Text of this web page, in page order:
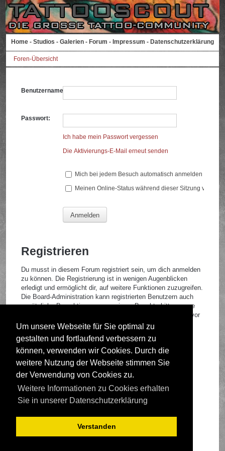
Um unsere Webseite für Sie optimal zu
gestalten und fortlaufend verbessern zu
können, verwenden wir Cookies. Durch die
weitere Nutzung der Webseite stimmen Sie
der Verwendung von Cookies zu.
Weitere Informationen zu Cookies erhalten
Sie in unserer Datenschutzerklärung
Verstanden
Home - Studios - Galerien - Forum - Impressum - Datenschutzerklärung
Foren-Übersicht
Benutzername:
Passwort:
Ich habe mein Passwort vergessen
Die Aktivierungs-E-Mail erneut senden
Mich bei jedem Besuch automatisch anmelden
Meinen Online-Status während dieser Sitzung
Registrieren
Du musst in diesem Forum registriert sein, um dich anmelden
zu können. Die Registrierung ist in wenigen Augenblicken
erledigt und ermöglicht dir, auf weitere Funktionen zuzugreifen.
Die Board-Administration kann registrierten Benutzern auch
zusätzliche Berechtigungen zuweisen. Beachte bitte unsere
Nutzungsbedingungen und die verwandten Regelungen, bevor
du dich registrierst. Bitte beachte auch die jeweiligen
Forenregeln, wenn du dich in diesem Board bewegst.
Nutzungsbedingungen|Datenschutzrichtlinie
Registrieren
Foren-Übersicht
Deutsche Übersetzung durchphpBB.de